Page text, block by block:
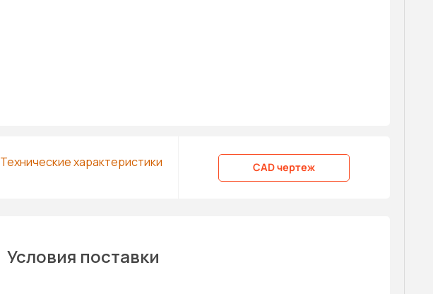
Технические характеристики CAD чертеж
Условия поставки